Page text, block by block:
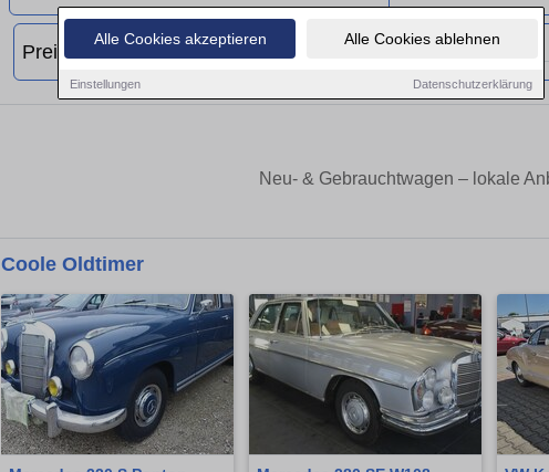
Alle Cookies akzeptieren Alle Cookies ablehnen
Einstellungen Datenschutzerklärung
Neu- & Gebrauchtwagen – lokale
Coole Oldtimer